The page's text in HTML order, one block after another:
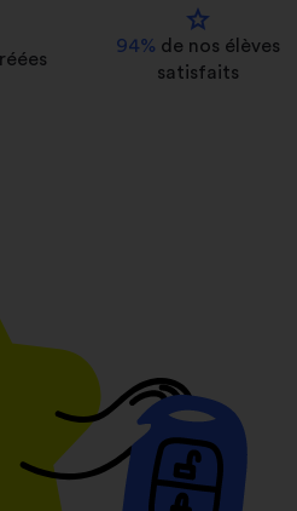
star
94% de nos élèves
satisfaits